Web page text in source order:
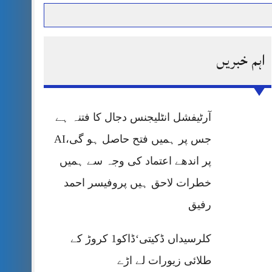
پر قربان
پریس کانفرنس
اہم خبریں
آرٹیفشل انٹلیجنس دجال کا فتنہ ہے
جس پر ہمیں فتح حاصل ہو گی،AI
پر اندھے اعتماد کی وجہ سے ہمیں
خطرات لاحق ہیں پروفیسر احمد
رفیق
کلرسیداں ڈکیتی‘ڈاکو1 کروڑ کے
طلائی زیورات لے اڑے